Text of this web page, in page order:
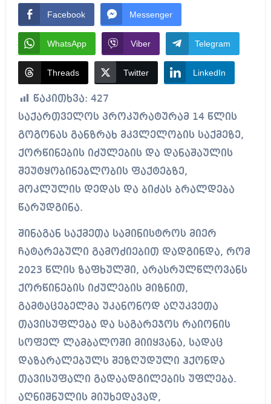
Facebook Messenger
WhatsApp Viber Telegram
Threads Twitter LinkedIn
წაკითხვა: 427
საქართველოს პროკურატურამ 14 წლის
გოგონას განზრახ მკვლელობის საქმეზე,
ქორწინების იძულების და დანაშაულის
შეუტყობინებლობის ფაქტებზე,
მოკლულის დედას და ბიძას ბრალდება
წარუდგინა.
შინაგან საქმეთა სამინისტროს მიერ
ჩატარებული გამოძიებით დადგინდა, რომ
2023 წლის ზაფხულში, არასრულწლოვანს
ქორწინების იძულების მიზნით,
გამტაცებელმა უკანონოდ აღუკვეთა
თავისუფლება და საგარეჯოს რაიონის
სოფელ ლამბალოში მიიყვანა, სადაც
დაზარალებულს შეზღუდული ჰქონდა
თავისუფალი გადაადგილების უფლება.
აღნიშნულის მიუხედავად,